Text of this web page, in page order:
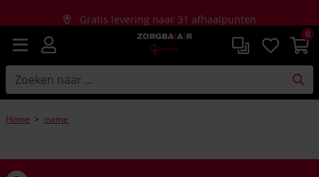
0
Gratis levering naar 31 afhaalpunten
Gratis thuislevering bij aankopen vanaf €150
Home > :name